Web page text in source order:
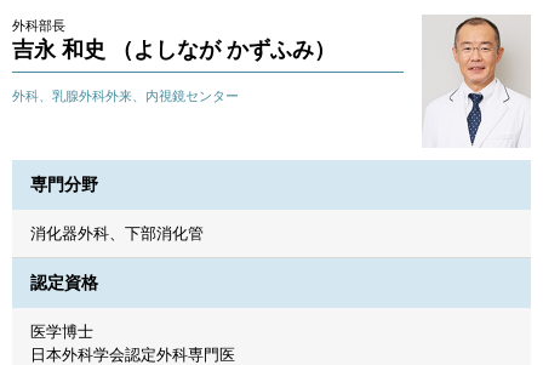
外科部長
吉永 和史 （よしなが かずふみ）
外科、乳腺外科外来、内視鏡センター
専門分野
消化器外科、下部消化管
認定資格
医学博士
日本外科学会認定外科専門医